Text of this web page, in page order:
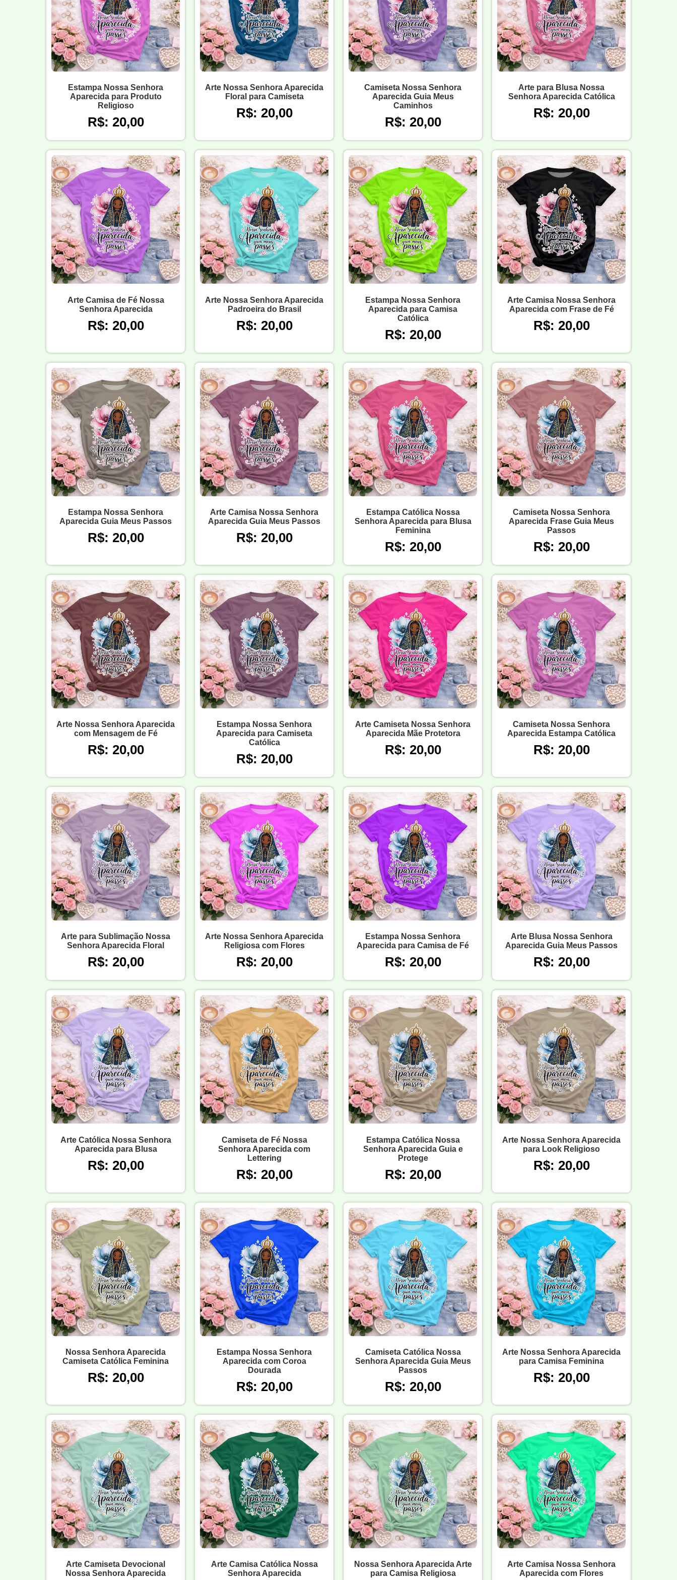
Estampa Nossa Senhora
Aparecida para Produto
Religioso
R$: 20,00
Arte Nossa Senhora Aparecida
Floral para Camiseta
R$: 20,00
Camiseta Nossa Senhora
Aparecida Guia Meus
Caminhos
R$: 20,00
Arte para Blusa Nossa
Senhora Aparecida Católica
R$: 20,00
Arte Camisa de Fé Nossa
Senhora Aparecida
R$: 20,00
Arte Nossa Senhora Aparecida
Padroeira do Brasil
R$: 20,00
Estampa Nossa Senhora
Aparecida para Camisa
Católica
R$: 20,00
Arte Camisa Nossa Senhora
Aparecida com Frase de Fé
R$: 20,00
Estampa Nossa Senhora
Aparecida Guia Meus Passos
R$: 20,00
Arte Camisa Nossa Senhora
Aparecida Guia Meus Passos
R$: 20,00
Estampa Católica Nossa
Senhora Aparecida para Blusa
Feminina
R$: 20,00
Camiseta Nossa Senhora
Aparecida Frase Guia Meus
Passos
R$: 20,00
Arte Nossa Senhora Aparecida
com Mensagem de Fé
R$: 20,00
Estampa Nossa Senhora
Aparecida para Camiseta
Católica
R$: 20,00
Arte Camiseta Nossa Senhora
Aparecida Mãe Protetora
R$: 20,00
Camiseta Nossa Senhora
Aparecida Estampa Católica
R$: 20,00
Arte para Sublimação Nossa
Senhora Aparecida Floral
R$: 20,00
Arte Nossa Senhora Aparecida
Religiosa com Flores
R$: 20,00
Estampa Nossa Senhora
Aparecida para Camisa de Fé
R$: 20,00
Arte Blusa Nossa Senhora
Aparecida Guia Meus Passos
R$: 20,00
Arte Católica Nossa Senhora
Aparecida para Blusa
R$: 20,00
Camiseta de Fé Nossa
Senhora Aparecida com
Lettering
R$: 20,00
Estampa Católica Nossa
Senhora Aparecida Guia e
Protege
R$: 20,00
Arte Nossa Senhora Aparecida
para Look Religioso
R$: 20,00
Nossa Senhora Aparecida
Camiseta Católica Feminina
R$: 20,00
Estampa Nossa Senhora
Aparecida com Coroa
Dourada
R$: 20,00
Camiseta Católica Nossa
Senhora Aparecida Guia Meus
Passos
R$: 20,00
Arte Nossa Senhora Aparecida
para Camisa Feminina
R$: 20,00
Arte Camiseta Devocional
Nossa Senhora Aparecida
Arte Camisa Católica Nossa
Senhora Aparecida
Nossa Senhora Aparecida Arte
para Camisa Religiosa
Arte Camisa Nossa Senhora
Aparecida com Flores